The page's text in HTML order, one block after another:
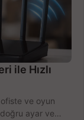
ile Hızlı
ve oyun
doğru ayar ve